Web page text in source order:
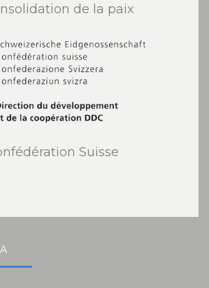
de la paix
Suisse